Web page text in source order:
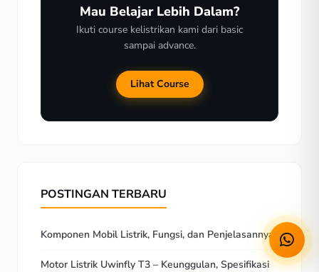
Mau Belajar Lebih Dalam?
Ikuti course kelistrikan kami dari basic
sampai advance.
Lihat Course
POSTINGAN TERBARU
Komponen Mobil Listrik, Fungsi, dan Penjelasannya
Motor Listrik Uwinfly T3 – Keunggulan, Spesifikasi